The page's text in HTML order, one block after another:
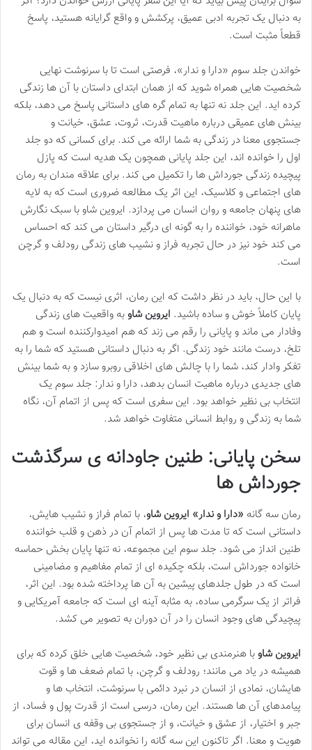
به دنبال یک تجربه ادبی عمیق، پرکشش و واقع گرایانه هستید، پاسخ
قطعاً مثبت است.
خواندن جلد سوم «دارا و ندار»، فرصتی است تا با سرنوشت نهایی
شخصیت هایی همراه شوید که از همان ابتدای داستان با آن ها زندگی
کرده اید. این جلد نه تنها به تمام گره های داستانی پاسخ می دهد، بلکه
بینش های عمیقی درباره ماهیت قدرت، ثروت، عشق، خیانت و
جستجوی معنا در زندگی به شما ارائه می کند. برای کسانی که دو جلد
اول را خوانده اند، این جلد پایانی همچون یک هدیه است که پازل
پیچیده زندگی جورداش ها را تکمیل می کند. برای علاقه مندان به رمان
های اجتماعی و کلاسیک، این اثر یک مطالعه ضروری است که به لایه
های پنهان جامعه و روان انسان می پردازد. ایروین شاو با سبک نگارش
ماهرانه خود، خواننده را به گونه ای درگیر داستان می کند که احساس
می کند خود نیز در حال تجربه فراز و نشیب های زندگی رودلف و گرچن
است.
با این حال، باید در نظر داشت که این رمان، اثری نیست که به دنبال یک
پایان کاملاً خوش و ساده باشید. ایروین شاو به واقعیت های زندگی
وفادار می ماند و پایانی را رقم می زند که هم امیدوارکننده است و هم
تلخ، درست مانند خود زندگی. اگر به دنبال داستانی هستید که شما را به
تفکر وادار کند، شما را با چالش های اخلاقی روبرو سازد و به شما بینش
های جدیدی درباره ماهیت انسان بدهد، دارا و ندار: جلد سوم یک
انتخاب بی نظیر خواهد بود. این سفری است که پس از اتمام آن، نگاه
شما به زندگی و روابط انسانی متفاوت خواهد شد.
سخن پایانی: طنین جاودانه ی سرگذشت
جورداش ها
رمان سه گانه «دارا و ندار» ایروین شاو، با تمام فراز و نشیب هایش،
داستانی است که تا مدت ها پس از اتمام آن در ذهن و قلب خواننده
طنین انداز می شود. جلد سوم این مجموعه، نه تنها پایان بخش حماسه
خانواده جورداش است، بلکه چکیده ای از تمام مفاهیم و مضامینی
است که در طول جلدهای پیشین به آن ها پرداخته شده بود. این اثر،
فراتر از یک سرگرمی ساده، به مثابه آینه ای است که جامعه آمریکایی و
پیچیدگی های وجود انسان را در آن دوران به تصویر می کشد.
ایروین شاو با هنرمندی بی نظیر خود، شخصیت هایی خلق کرده که برای
همیشه در یاد می مانند؛ رودلف و گرچن، با تمام ضعف ها و قوت
هایشان، نمادی از انسان در نبرد دائمی با سرنوشت، انتخاب ها و
پیامدهای آن ها هستند. این رمان، درسی است از قدرت پول و فساد، از
جبر و اختیار، از عشق و خیانت، و از جستجوی بی وقفه ی انسان برای
هویت و معنا. اگر تاکنون این سه گانه را نخوانده اید، این مقاله می تواند